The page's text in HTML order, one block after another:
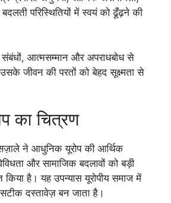
परिस्थितियों में स्वयं को ढूँढ़ने की
संबंधों, आत्मसम्मान और अपराधबोध से
जीवन की परतों को बेहद सूक्ष्मता से
का चित्रण
ने आधुनिक यूरोप की आर्थिक
और सामाजिक बदलावों को बड़ी
है। यह उपन्यास यूरोपीय समाज में
सटीक दस्तावेज़ बन जाता है।